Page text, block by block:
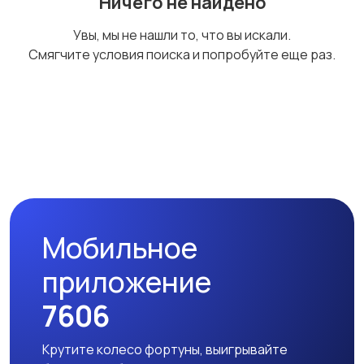
оптические приборы
Увы, мы не нашли то, что вы искали.
Смягчите условия поиска и попробуйте еще раз.
Мобильное
приложение
7606
Крутите колесо фортуны, выигрывайте